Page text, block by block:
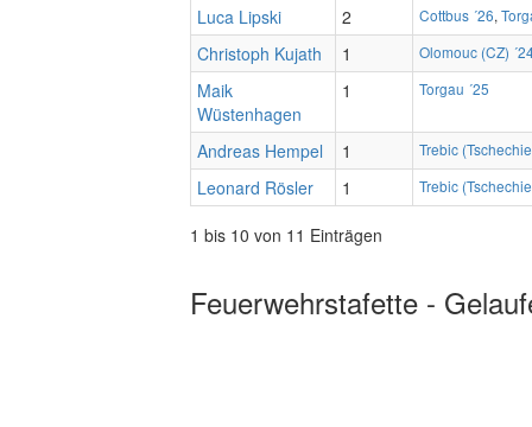
Luca Lipski 2 Cottbus ´26,
Christoph Kujath 1 Olomouc (CZ)
Maik
Wüstenhagen
1 Torgau ´25
Andreas Hempel 1 Trebic
Leonard Rösler 1 Trebic
1 bis 10 von 11 Einträgen
Feuerwehrstafette -